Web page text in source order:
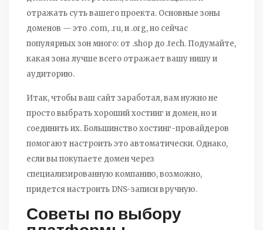
отражать суть вашего проекта. Основные зоны
доменов — это .com, .ru, и .org, но сейчас
популярных зон много: от .shop до .tech. Подумайте,
какая зона лучше всего отражает вашу нишу и
аудиторию.
Итак, чтобы ваш сайт заработал, вам нужно не
просто выбрать хороший хостинг и домен, но и
соединить их. Большинство хостинг-провайдеров
помогают настроить это автоматически. Однако,
если вы покупаете домен через
специализированную компанию, возможно,
придется настроить DNS-записи вручную.
Советы по выбору